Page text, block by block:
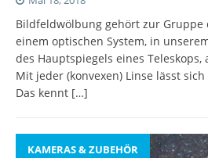
Bildfeldwölbung gehört zur
einem optischen System, in
des Hauptspiegels eines Teleskops,
Mit jeder (konvexen) Linse lässt
Das kennt […]
KAMERAS & ZUBEHÖR